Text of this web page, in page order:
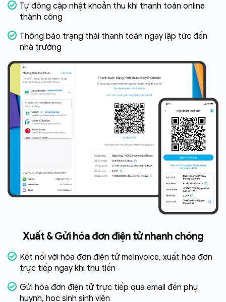
Tự động cập nhật khoản thu khi thanh toán online
thành công
Thông báo trạng thái thanh toán ngay lập tức đến
nhà trường
Xuất & Gửi hóa đơn điện tửnhanh chóng
Kết nối với hóa đơn điện tử meInvoice, xuất hóa đơn
trực tiếp ngay khi thu tiền
Gửi hóa đơn điện tử trực tiếp qua email đến phụ
huynh, học sinh sinh viên